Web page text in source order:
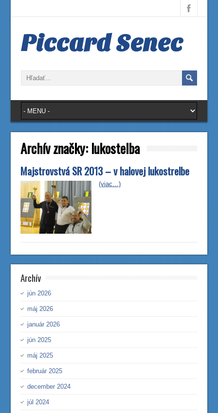
Piccard Senec
Archív značky: lukostelba
Majstrovstvá SR 2013 – v halovej lukostrelbe
(viac…)
Archív
jún 2026
máj 2026
január 2026
jún 2025
máj 2025
február 2025
december 2024
júl 2024